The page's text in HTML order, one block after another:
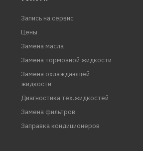
Запись на сервис
Цены
Замена масла
Замена тормозной жидкости
Замена охлаждающей
жидкости
Диагностика тех.жидкостей
Замена фильтров
Заправка кондиционеров